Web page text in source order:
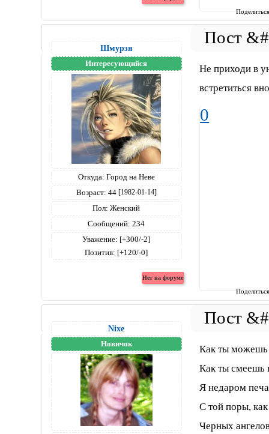
Шмурзя
Интересующийся
Откуда: Город на Неве
Возраст: 44 [1982-01-14]
Пол: Женский
Сообщений: 234
Уважение: [+300/-2]
Позитив: [+120/-0]
Не приходи в
встретиться
0
Nixe
Новичок
Как ты можешь
Как ты смеешь
Я недаром
С той поры,
Черных